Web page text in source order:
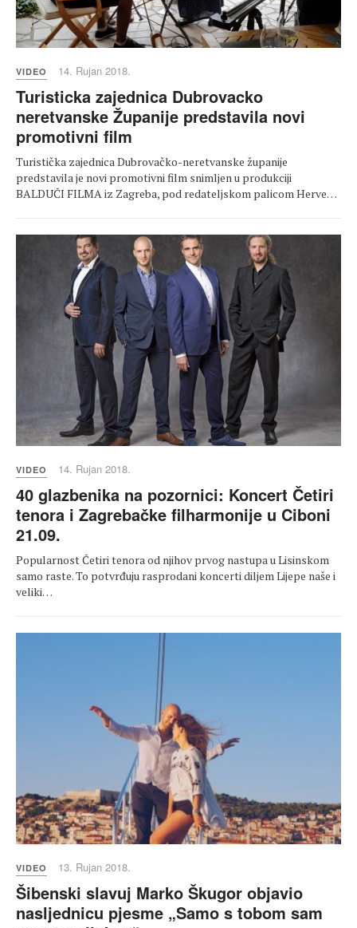
VIDEO 14. Rujan 2018.
Turisticka zajednica Dubrovacko
neretvanske Županije predstavila novi
promotivni film
Turistička zajednica Dubrovačko-neretvanske županije
predstavila je novi promotivni film snimljen u produkciji
BALDUČI FILMA iz Zagreba, pod redateljskom palicom Herve…
VIDEO 14. Rujan 2018.
40 glazbenika na pozornici: Koncert Četiri
tenora i Zagrebačke filharmonije u Ciboni
21.09.
Popularnost Četiri tenora od njihov prvog nastupa u Lisinskom
samo raste. To potvrđuju rasprodani koncerti diljem Lijepe naše i
veliki…
VIDEO 13. Rujan 2018.
Šibenski slavuj Marko Škugor objavio
nasljednicu pjesme „Samo s tobom sam